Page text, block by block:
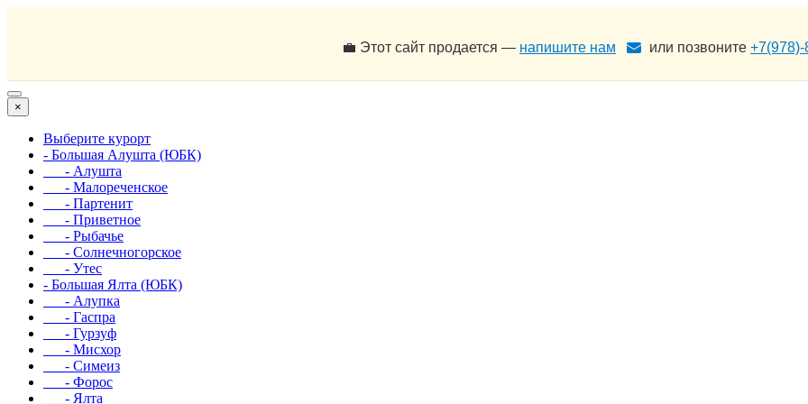
💼 Этот сайт продается — напишите нам или позвоните
×
Выберите курорт
- Большая Алушта (ЮБК)
- Алушта
- Малореченское
- Партенит
- Приветное
- Рыбачье
- Солнечногорское
- Утес
- Большая Ялта (ЮБК)
- Алупка
- Гаспра
- Гурзуф
- Мисхор
- Симеиз
- Форос
- Ялта